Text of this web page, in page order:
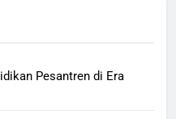
Pesantren di Era